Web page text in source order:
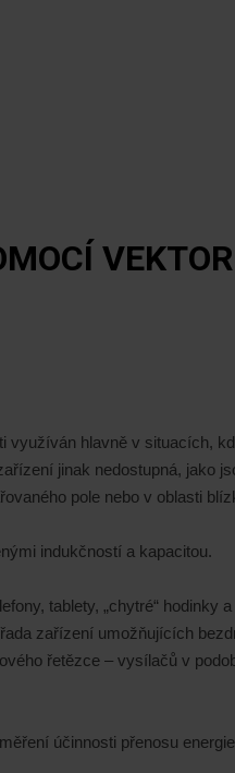
využíván hlavně v situacích,
jinak nedostupná, jako
pole nebo v oblasti
indukčností a kapacitou.
tablety, „chytré“ hodinky
zařízení umožňujících
řetězce – vysílačů v
účinnosti přenosu